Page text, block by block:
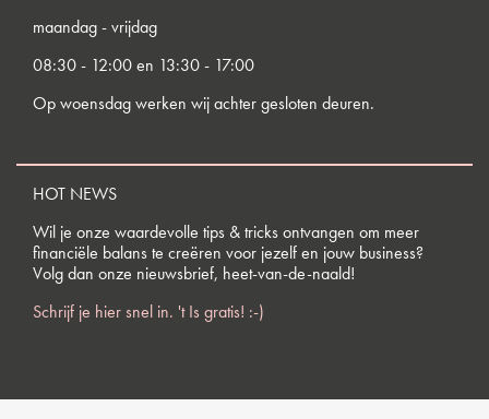
maandag - vrijdag
08:30 - 12:00 en 13:30 - 17:00
Op woensdag werken wij achter gesloten deuren.
HOT NEWS
Wil je onze waardevolle tips & tricks ontvangen om meer
financiële balans te creëren voor jezelf en jouw business?
Volg dan onze nieuwsbrief, heet-van-de-naald!
Schrijf je hier snel in. 't Is gratis! :-)